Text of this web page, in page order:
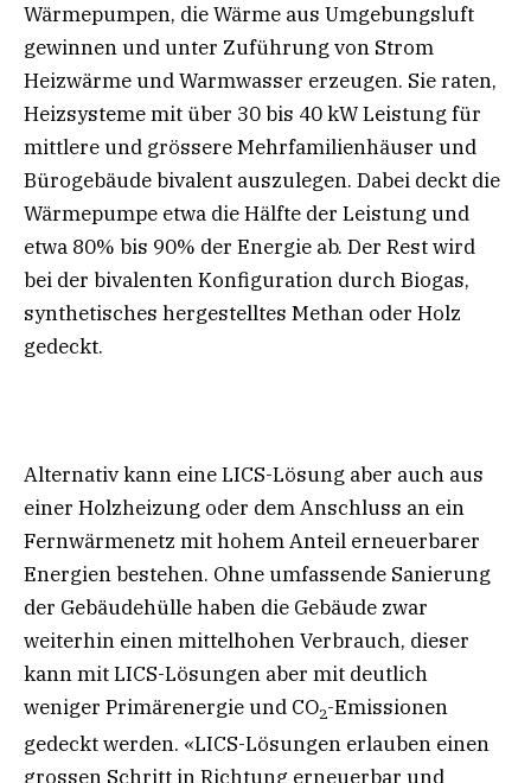
Wärmepumpen, die Wärme aus Umgebungsluft
gewinnen und unter Zuführung von Strom
Heizwärme und Warmwasser erzeugen. Sie raten,
Heizsysteme mit über 30 bis 40 kW Leistung für
mittlere und grössere Mehrfamilienhäuser und
Bürogebäude bivalent auszulegen. Dabei deckt die
Wärmepumpe etwa die Hälfte der Leistung und
etwa 80% bis 90% der Energie ab. Der Rest wird
bei der bivalenten Konfiguration durch Biogas,
synthetisches hergestelltes Methan oder Holz
gedeckt.
Alternativ kann eine LICS-Lösung aber auch aus
einer Holzheizung oder dem Anschluss an ein
Fernwärmenetz mit hohem Anteil erneuerbarer
Energien bestehen. Ohne umfassende Sanierung
der Gebäudehülle haben die Gebäude zwar
weiterhin einen mittelhohen Verbrauch, dieser
kann mit LICS-Lösungen aber mit deutlich
weniger Primärenergie und CO2-Emissionen
gedeckt werden. «LICS-Lösungen erlauben einen
grossen Schritt in Richtung erneuerbar und